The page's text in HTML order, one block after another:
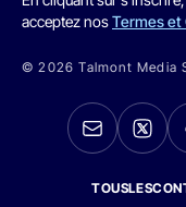
acceptez nosTermes et
© 2026 Talmont Media